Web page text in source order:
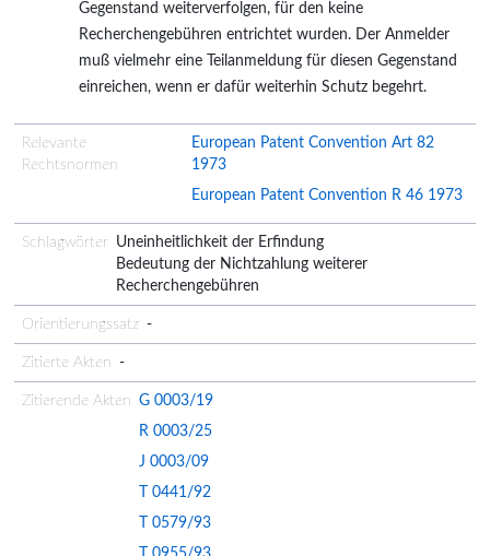
Gegenstand weiterverfolgen, für den keine
Recherchengebühren entrichtet wurden. Der Anmelder
muß vielmehr eine Teilanmeldung für diesen Gegenstand
einreichen, wenn er dafür weiterhin Schutz begehrt.
Relevante
Rechtsnormen
European Patent Convention Art 82
1973
European Patent Convention R 46 1973
Schlagwörter
Uneinheitlichkeit der Erfindung
Bedeutung der Nichtzahlung weiterer
Recherchengebühren
Orientierungssatz -
Zitierte Akten -
Zitierende Akten G 0003/19
R 0003/25
J 0003/09
T 0441/92
T 0579/93